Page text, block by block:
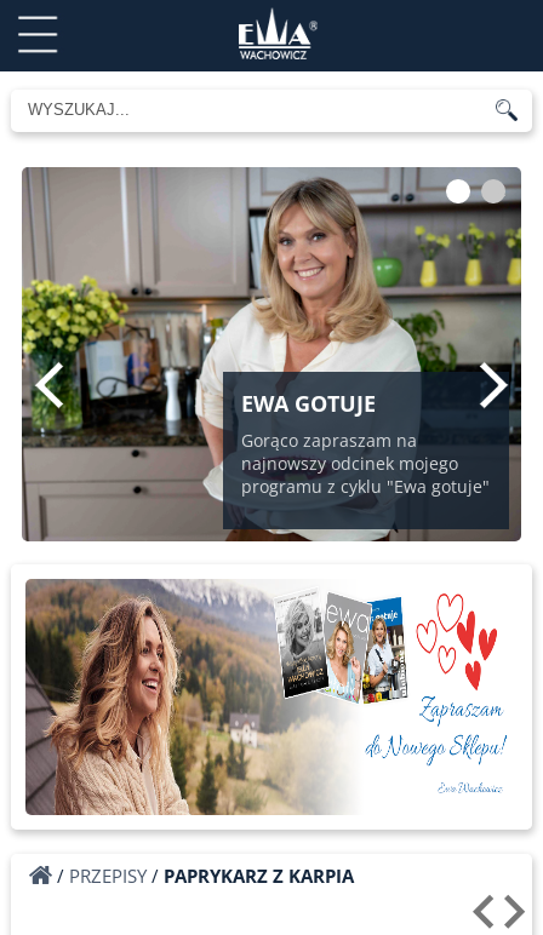
EWA GOTUJE
Gorąco zapraszam na
najnowszy odcinek mojego
programu z cyklu "Ewa gotuje"
1 2
/ PRZEPISY/ PAPRYKARZ Z KARPIA